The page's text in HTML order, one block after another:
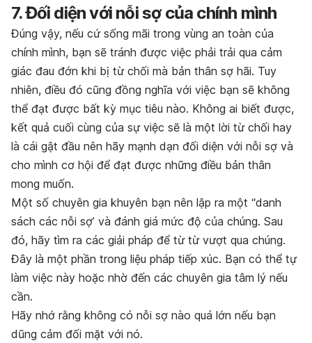
7. Đối diện với nỗi sợ của chính mình
Đúng vậy, nếu cứ sống mãi trong vùng an toàn của
chính mình, bạn sẽ tránh được việc phải trải qua cảm
giác đau đớn khi bị từ chối mà bản thân sợ hãi. Tuy
nhiên, điều đó cũng đồng nghĩa với việc bạn sẽ không
thể đạt được bất kỳ mục tiêu nào. Không ai biết được,
kết quả cuối cùng của sự việc sẽ là một lời từ chối hay
là cái gật đầu nên hãy mạnh dạn đối diện với nỗi sợ và
cho mình cơ hội để đạt được những điều bản thân
mong muốn.
Một số chuyên gia khuyên bạn nên lập ra một “danh
sách các nỗi sợ’ và đánh giá mức độ của chúng. Sau
đó, hãy tìm ra các giải pháp để từ từ vượt qua chúng.
Đây là một phần trong liệu pháp tiếp xúc. Bạn có thể tự
làm việc này hoặc nhờ đến các chuyên gia tâm lý nếu
cần.
Hãy nhớ rằng không có nỗi sợ nào quá lớn nếu bạn
dũng cảm đối mặt với nó.